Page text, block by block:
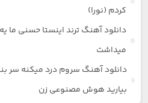
کردم (نورا)
دانلود آهنگ ترند اینستا حسنی
میداشت
دانلود آهنگ سروم درد میکنه سر
بیارید هوش مصنوعی زن